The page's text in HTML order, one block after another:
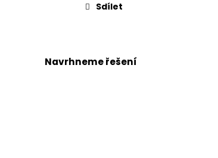
Sdílet
Navrhneme řešení